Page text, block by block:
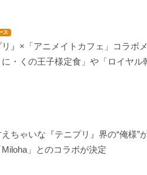
ス
』×「アニメイトカフェ」コラボ
・くの王子様定食」や「ロイヤル
ちゃいな『テニプリ』界の“俺様”
」とのコラボが決定